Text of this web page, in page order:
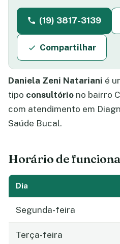
(19) 3817-3139
Compartilhar
Daniela Zeni Natariani é
tipo consultório no bairro
com atendimento em
Saúde Bucal.
Horário de
Dia
Segunda-feira
Terça-feira